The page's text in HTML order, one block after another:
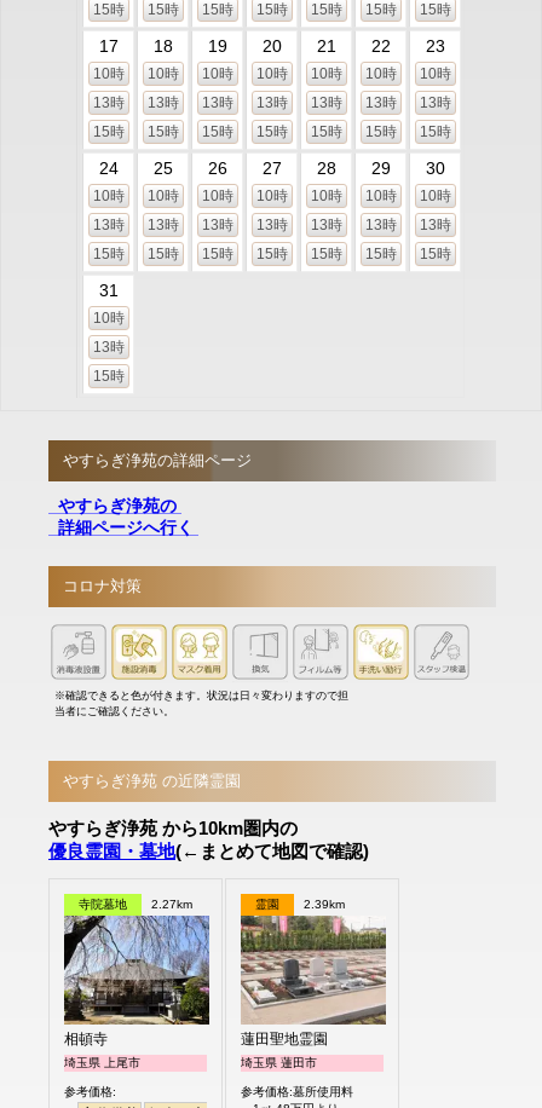
15時
15時
15時
15時
15時
15時
15時
17
10時
13時
15時
18
10時
13時
15時
19
10時
13時
15時
20
10時
13時
15時
21
10時
13時
15時
22
10時
13時
15時
23
10時
13時
15時
24
10時
13時
15時
25
10時
13時
15時
26
10時
13時
15時
27
10時
13時
15時
28
10時
13時
15時
29
10時
13時
15時
30
10時
13時
15時
31
10時
13時
15時
やすらぎ浄苑の詳細ページ
やすらぎ浄苑の
詳細ページへ行く
コロナ対策
※確認できると色が付きます。状況は日々変わりますので担
当者にご確認ください。
やすらぎ浄苑 の近隣霊園
やすらぎ浄苑 から10km圏内の
優良霊園・墓地(←まとめて地図で確認)
寺院墓地 2.27km
相頓寺
埼玉県 上尾市
参考価格:
霊園 2.39km
蓮田聖地霊園
埼玉県 蓮田市
参考価格:墓所使用料